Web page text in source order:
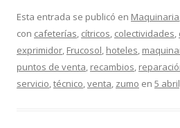
Esta entrada se publicó en Maquinaria
con cafeterías, cítricos, colectividades,
exprimidor, Frucosol, hoteles,
puntos de venta, recambios,
servicio,técnico,venta, zumo en 5